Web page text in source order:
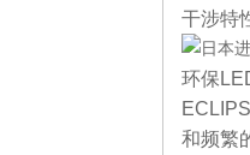
干涉特
环保
和频繁